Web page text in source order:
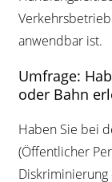
anwendbar ist.
Umfrage:
oder Bahn
Haben Sie bei
(Öffentlicher